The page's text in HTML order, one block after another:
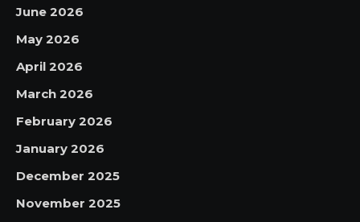
June 2026
May 2026
April 2026
March 2026
February 2026
January 2026
December 2025
November 2025